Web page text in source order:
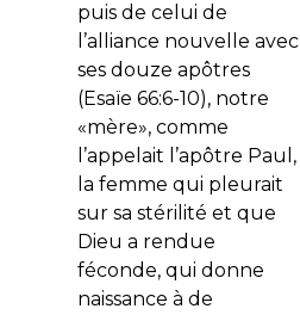
puis de celui de
l’alliance nouvelle avec
ses douze apôtres
(Esaïe 66:6-10), notre
«mère», comme
l’appelait l’apôtre Paul,
la femme qui pleurait
sur sa stérilité et que
Dieu a rendue
féconde, qui donne
naissance à de